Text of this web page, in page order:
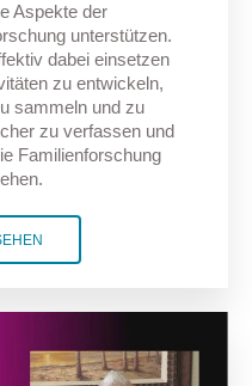
Aspekte der
unterstützen.
dabei einsetzen
zu entwickeln,
sammeln und zu
zu verfassen und
Familienforschung